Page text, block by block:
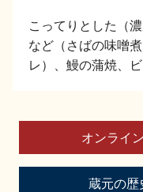
美味しい地酒の選び方
地酒蔵元会とは
こってりとした（
など（さばの味噌
レ）、鰻の蒲焼、
オンライ
蔵元の歴